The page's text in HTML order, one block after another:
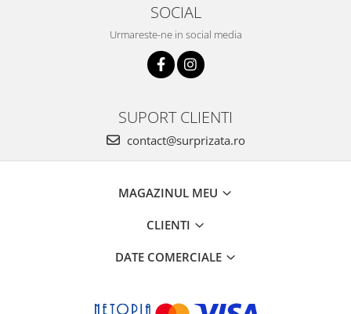
SOCIAL
Urmareste-ne in social media
SUPORT CLIENTI
contact@surprizata.ro
MAGAZINUL MEU
CLIENTI
DATE COMERCIALE